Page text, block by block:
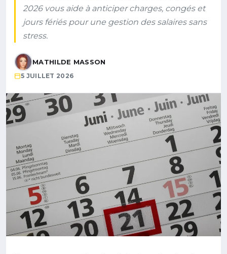
2026 vous aide à anticiper charges, congés et
jours fériés pour une gestion des salaires sans
stress.
MATHILDE MASSON
5 JUILLET 2026